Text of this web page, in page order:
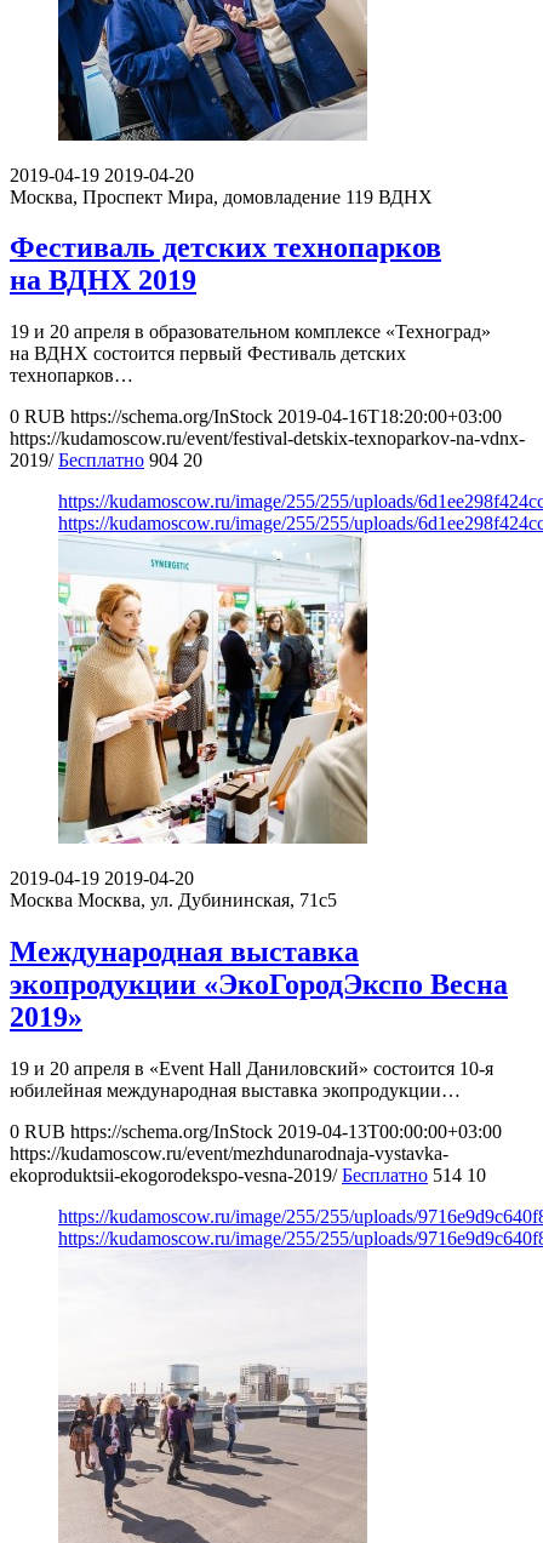
2019-04-19 2019-04-20
Москва, Проспект Мира, домовладение 119 ВДНХ
Фестиваль детских технопарков
на ВДНХ 2019
19 и 20 апреля в образовательном комплексе «Техноград»
на ВДНХ состоится первый Фестиваль детских
технопарков…
0 RUB https://schema.org/InStock 2019-04-16T18:20:00+03:00
https://kudamoscow.ru/event/festival-detskix-texnoparkov-na-vdnx-
2019/ Бесплатно 904 20
https://kudamoscow.ru/image/255/255/uploads/
https://kudamoscow.ru/image/255/255/uploads/
2019-04-19 2019-04-20
Москва Москва, ул. Дубининская, 71с5
Международная выставка
экопродукции «ЭкоГородЭкспо Весна
2019»
19 и 20 апреля в «Event Hall Даниловский» состоится 10-я
юбилейная международная выставка экопродукции…
0 RUB https://schema.org/InStock 2019-04-13T00:00:00+03:00
https://kudamoscow.ru/event/mezhdunarodnaja-vystavka-
ekoproduktsii-ekogorodekspo-vesna-2019/ Бесплатно 514 10
https://kudamoscow.ru/image/255/255/uploads/
https://kudamoscow.ru/image/255/255/uploads/